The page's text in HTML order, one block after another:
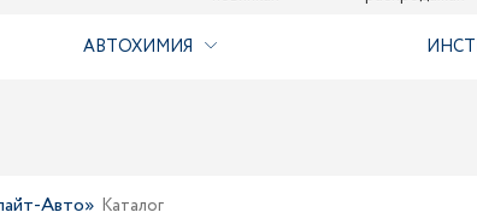
АВТОХИМИЯ
Авто» Каталог